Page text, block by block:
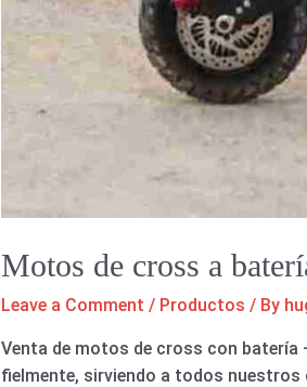
Motos de cross a
Leave a Comment / Productos / By
Venta de motos de cross con batería
fielmente, sirviendo a todos nuestros